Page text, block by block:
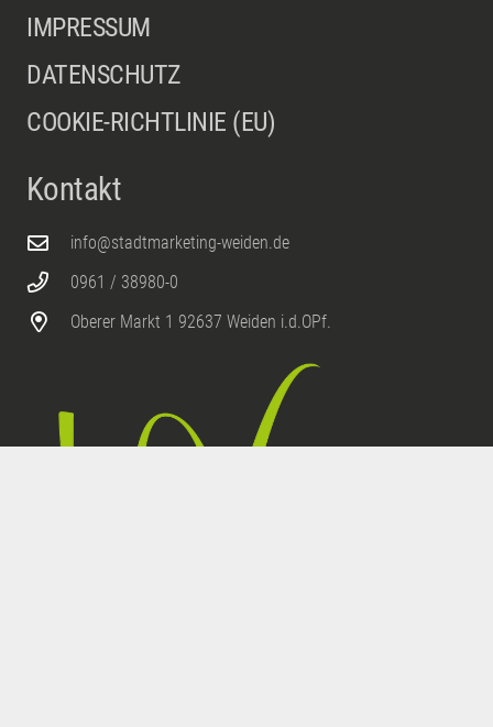
IMPRESSUM
DATENSCHUTZ
COOKIE-RICHTLINIE (EU)
Kontakt
info@stadtmarketing-weiden.de
0961 / 38980-0
Oberer Markt 1 92637 Weiden i.d.OPf.